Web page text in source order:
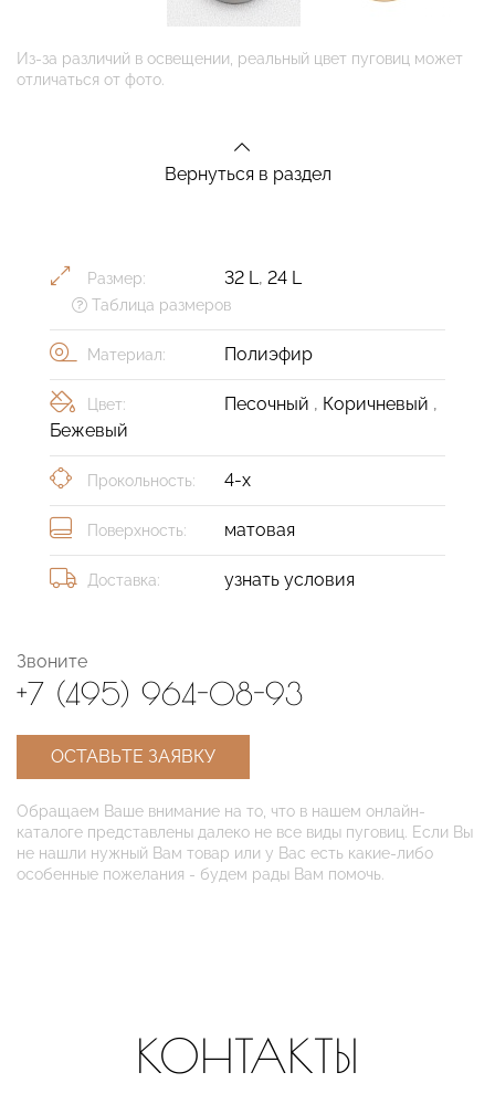
Из-за различий в освещении, реальный цвет пуговиц может
отличаться от фото.
Вернуться в раздел
Размер: 32 L, 24 L
Таблица размеров
Материал: Полиэфир
Цвет: Песочный , Коричневый ,
Бежевый
Прокольность: 4-х
Поверхность: матовая
Доставка: узнать условия
Звоните
+7 (495) 964-08-93
ОСТАВЬТЕ ЗАЯВКУ
Обращаем Ваше внимание на то, что в нашем онлайн-
каталоге представлены далеко не все виды пуговиц. Если Вы
не нашли нужный Вам товар или у Вас есть какие-либо
особенные пожелания - будем рады Вам помочь.
КОНТАКТЫ